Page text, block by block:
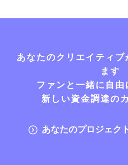
あなたのクリエイティブ
ます
ファンと一緒に自
新しい資金調達の
あなたのプロジェク